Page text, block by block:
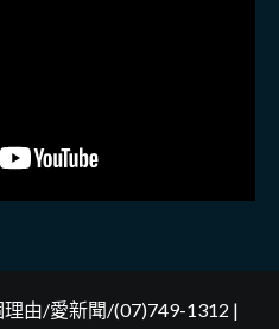
由/愛新聞/(07)749-1312 |